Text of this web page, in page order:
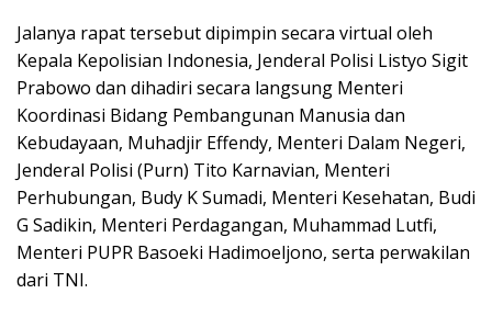
Jalanya rapat tersebut dipimpin secara virtual oleh
Kepala Kepolisian Indonesia, Jenderal Polisi Listyo Sigit
Prabowo dan dihadiri secara langsung Menteri
Koordinasi Bidang Pembangunan Manusia dan
Kebudayaan, Muhadjir Effendy, Menteri Dalam Negeri,
Jenderal Polisi (Purn) Tito Karnavian, Menteri
Perhubungan, Budy K Sumadi, Menteri Kesehatan, Budi
G Sadikin, Menteri Perdagangan, Muhammad Lutfi,
Menteri PUPR Basoeki Hadimoeljono, serta perwakilan
dari TNI.